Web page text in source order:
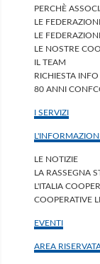
PERCHÈ
LE
LE
LE NOSTRE
IL TEAM
RICHIESTA INFO
80 ANNI
I SERVIZI
LE NOTIZIE
LA RASSEGNA
L'ITALIA
COOPERATIVE
EVENTI
AREA